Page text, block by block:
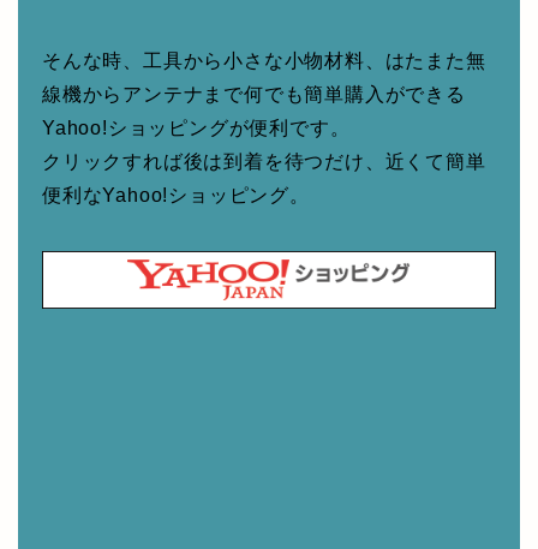
そんな時、工具から小さな小物材料、はたまた無
線機からアンテナまで何でも簡単購入ができる
Yahoo!ショッピングが便利です。
クリックすれば後は到着を待つだけ、近くて簡単
便利なYahoo!ショッピング。